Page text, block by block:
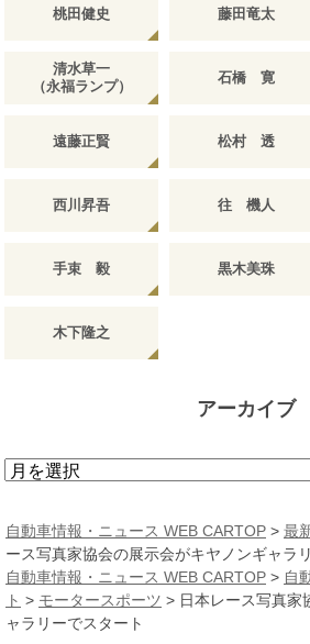
桃田健史 藤田竜太
清水草一
（永福ランプ）
石橋 寛
遠藤正賢 松村 透
西川昇吾 往 機人
手束 毅 黒木美珠
木下隆之
アーカイブ
ア
カ
イ
ブ
自動車情報・ニュース WEB CARTOP > 最
ース写真家協会の展示会がキヤノンギャラ
自動車情報・ニュース WEB CARTOP > 自
ト > モータースポーツ > 日本レース写真家
ャラリーでスタート